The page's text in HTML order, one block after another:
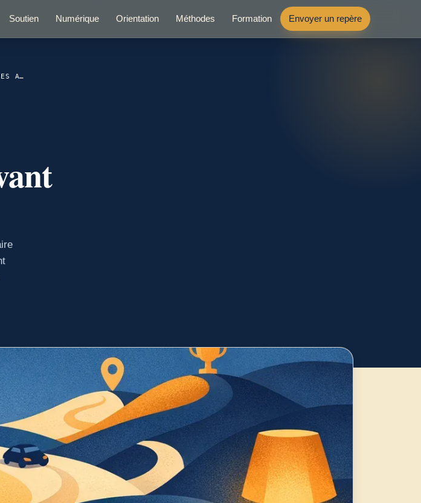
Soutien Numérique Orientation Méthodes Formation Envoyer un repère
LES FORMATIONS VTC SE CHOISISSENT EN 5 ÉTAPES AVANT L’EXAMEN